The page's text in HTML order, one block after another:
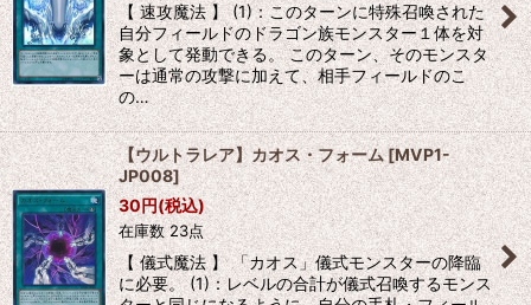
【 速攻魔法 】 (1)：このターンに特殊召喚された
自分フィールドのドラゴン族モンスター１体を対
象として発動できる。 このターン、そのモンスタ
ーは通常の攻撃に加えて、相手フィールドのこ
の…
【ウルトラレア】カオス・フォーム[MVP1-
JP008]
30円(税込)
在庫数 23点
【 儀式魔法 】 「カオス」儀式モンスターの降臨
に必要。 (1)：レベルの合計が儀式召喚するモンス